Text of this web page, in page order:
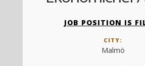
JOB POSITION IS
CITY:
Malmö